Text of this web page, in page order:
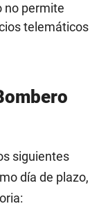
no permite
telemáticos
siguientes
día de plazo,